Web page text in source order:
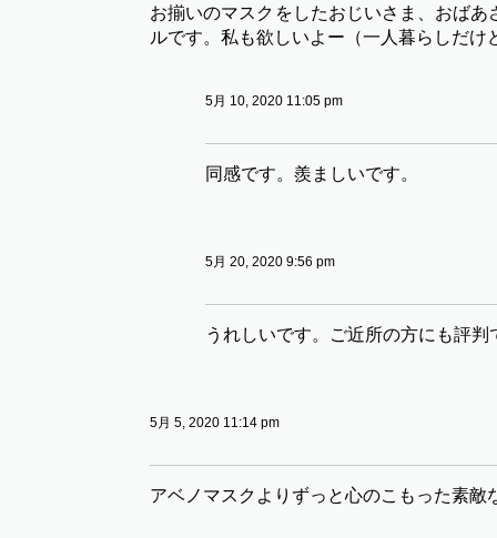
お揃いのマスクをしたおじいさま、おばあ
ルです。私も欲しいよー（一人暮らしだけ
5月 10, 2020 11:05 pm
同感です。羨ましいです。
5月 20, 2020 9:56 pm
うれしいです。ご近所の方にも評判
5月 5, 2020 11:14 pm
アベノマスクよりずっと心のこもった素敵